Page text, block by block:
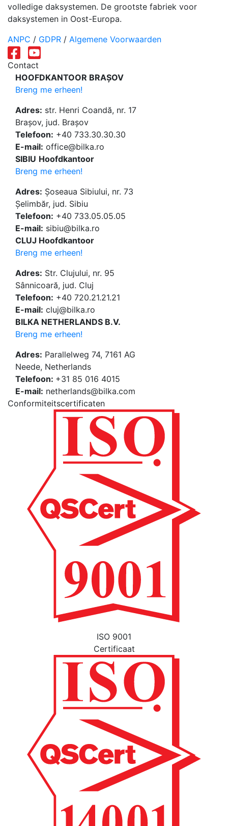
volledige daksystemen. De grootste fabriek voor
daksystemen in Oost-Europa.
ANPC / GDPR / Algemene Voorwaarden
Contact
HOOFDKANTOOR BRAȘOV
Breng me erheen!
Adres: str. Henri Coandă, nr. 17
Brașov, jud. Brașov
Telefoon: +40 733.30.30.30
E-mail: office@bilka.ro
SIBIU Hoofdkantoor
Breng me erheen!
Adres: Șoseaua Sibiului, nr. 73
Șelimbăr, jud. Sibiu
Telefoon: +40 733.05.05.05
E-mail: sibiu@bilka.ro
CLUJ Hoofdkantoor
Breng me erheen!
Adres: Str. Clujului, nr. 95
Sânnicoară, jud. Cluj
Telefoon: +40 720.21.21.21
E-mail: cluj@bilka.ro
BILKA NETHERLANDS B.V.
Breng me erheen!
Adres: Parallelweg 74, 7161 AG
Neede, Netherlands
Telefoon: +31 85 016 4015
E-mail: netherlands@bilka.com
Conformiteitscertificaten
ISO 9001
Certificaat